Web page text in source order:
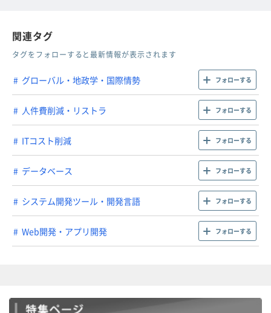
関連タグ
タグをフォローすると最新情報が表示されます
グローバル・地政学・国際情勢 フォローする
人件費削減・リストラ フォローする
ITコスト削減 フォローする
データベース フォローする
システム開発ツール・開発言語 フォローする
Web開発・アプリ開発 フォローする